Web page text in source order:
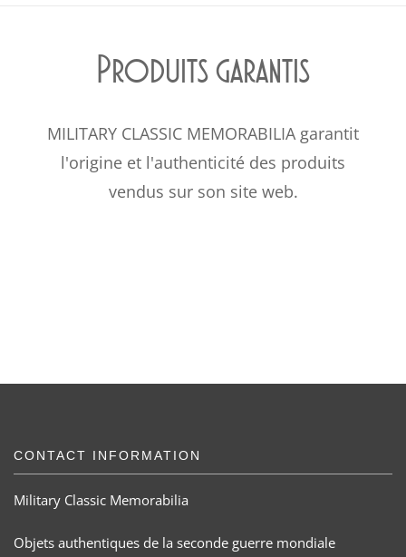
Produits garantis
MILITARY CLASSIC MEMORABILIA garantit
l'origine et l'authenticité des produits
vendus sur son site web.
CONTACT INFORMATION
Military Classic Memorabilia
Objets authentiques de la seconde guerre mondiale